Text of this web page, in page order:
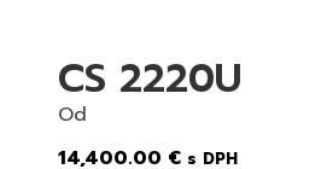
CS 2220U
Od
14,400.00 € s DPH